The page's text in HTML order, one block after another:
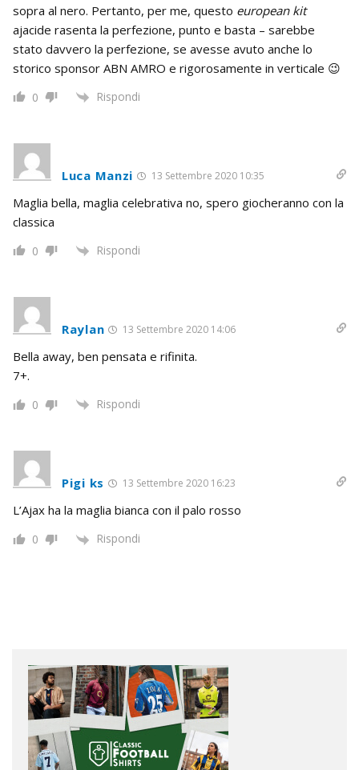
sopra al nero. Pertanto, per me, questo european kit
ajacide rasenta la perfezione, punto e basta – sarebbe
stato davvero la perfezione, se avesse avuto anche lo
storico sponsor ABN AMRO e rigorosamente in verticale 😉
0 Rispondi
Luca Manzi 13 Settembre 2020 10:35
Maglia bella, maglia celebrativa no, spero giocheranno con la
classica
0 Rispondi
Raylan 13 Settembre 2020 14:06
Bella away, ben pensata e rifinita.
7+.
0 Rispondi
Pigi ks 13 Settembre 2020 16:23
L’Ajax ha la maglia bianca con il palo rosso
0 Rispondi